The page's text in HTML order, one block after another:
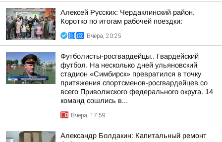
Алексей Русских: Чердаклинский район.
Коротко по итогам рабочей поездки:
Вчера, 20:25
Футболисты-росгвардейцы.. Гвардейский
футбол. На несколько дней ульяновский
стадион «Симбирск» превратился в точку
притяжения спортсменов-росгвардейцев со
всего Приволжского федерального округа. 14
команд сошлись в...
Вчера, 17:59
Александр Болдакин: Капитальный ремонт